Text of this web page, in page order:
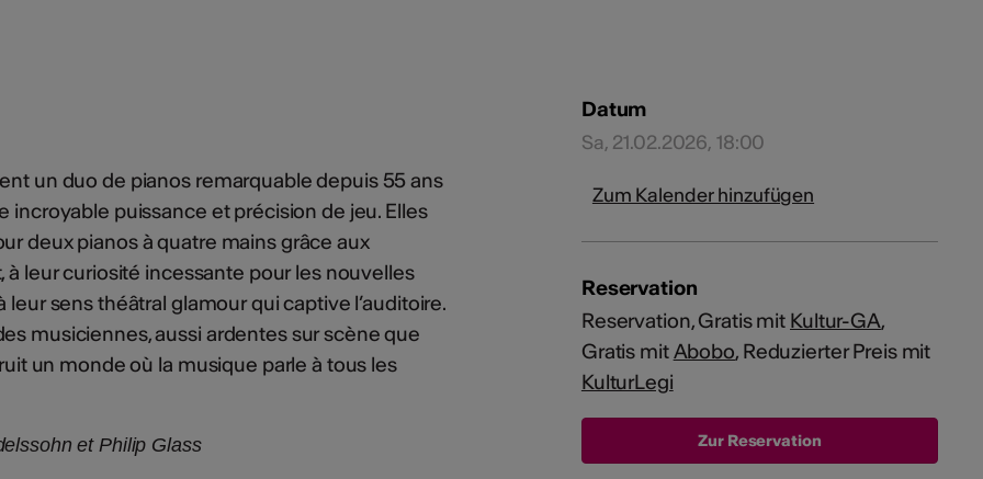
un duo de pianos remarquable depuis 55 ans
puissance et précision de jeu. Elles
deux pianos à quatre mains grâce aux
à leur curiosité incessante pour les nouvelles
sens théâtral glamour qui captive l’auditoire.
musiciennes, aussi ardentes sur scène que
un monde où la musique parle à tous les
et Philip Glass
Datum
Sa, 21.02.2026, 18:00
Zum Kalender hinzufügen
Reservation
Reservation, Gratis mit Kultur-GA,
Gratis mitAbobo, Reduzierter Preis mit
KulturLegi